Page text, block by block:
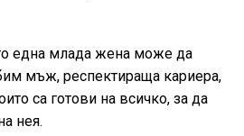
една млада жена може да
мъж, респектираща кариера,
са готови на всичко, за да
нея.